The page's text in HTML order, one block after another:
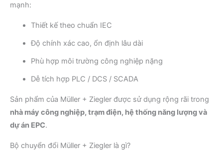
mạnh:
Thiết kế theo chuẩn IEC
Độ chính xác cao, ổn định lâu dài
Phù hợp môi trường công nghiệp nặng
Dễ tích hợp PLC / DCS / SCADA
Sản phẩm của Müller + Ziegler được sử dụng rộng rãi trong
nhà máy công nghiệp, trạm điện, hệ thống năng lượng và
dự án EPC.
Bộ chuyển đổi Müller + Ziegler là gì?